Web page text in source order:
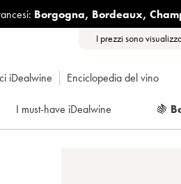
Borgogna, Bordeaux,
I prezzi sono
iDealwine Enciclopedia del vino
I must-have iDealwine 🍇